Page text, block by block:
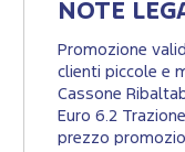
NOTE
Promozione
clienti piccole e
Cassone
Euro 6.2
prezzo